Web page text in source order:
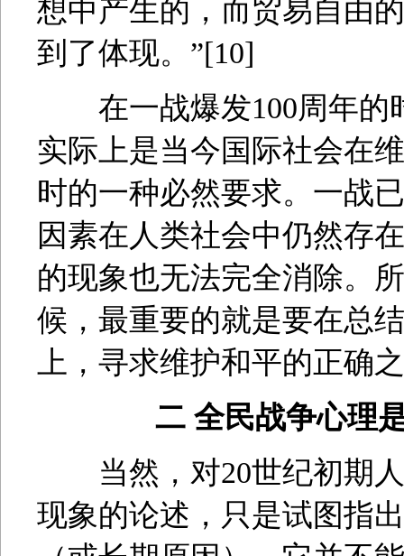
想中产生的，而贸易自由
到了体现。”[10]
在一战爆发100周年的
实际上是当今国际社会在
时的一种必然要求。一战
因素在人类社会中仍然存
的现象也无法完全消除。
候，最重要的就是要在总
上，寻求维护和平的正确
二 全民战争心理
当然，对20世纪初期人
现象的论述，只是试图指